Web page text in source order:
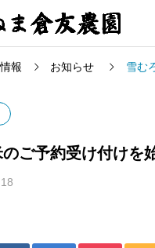
報 お知らせ 雪む
ご予約受け付けを